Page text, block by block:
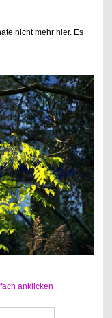
nicht mehr hier. Es
anklicken